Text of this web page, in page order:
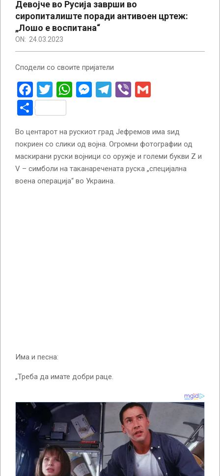
Девојче во Русија заврши во
сиропиталиште поради антивоен цртеж:
„Лошо е воспитана“
ON: 24.03.2023
Сподели со своите пријатели
Facebook
Twitter
WhatsApp
Messenger
Telegram
Viber
Share
Во центарот на рускиот град Јефремов има ѕид
покриен со слики од војна. Огромни фотографии од
маскирани руски војници со оружје и големи букви Z и
V – симболи на таканаречената руска „специјална
воена операција“ во Украина.
Има и песна:
„Треба да имате добри раце.